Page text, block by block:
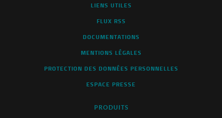
LIENS UTILES
FLUX RSS
DOCUMENTATIONS
MENTIONS LÉGALES
PROTECTION DES DONNÉES PERSONNELLES
ESPACE PRESSE
PRODUITS